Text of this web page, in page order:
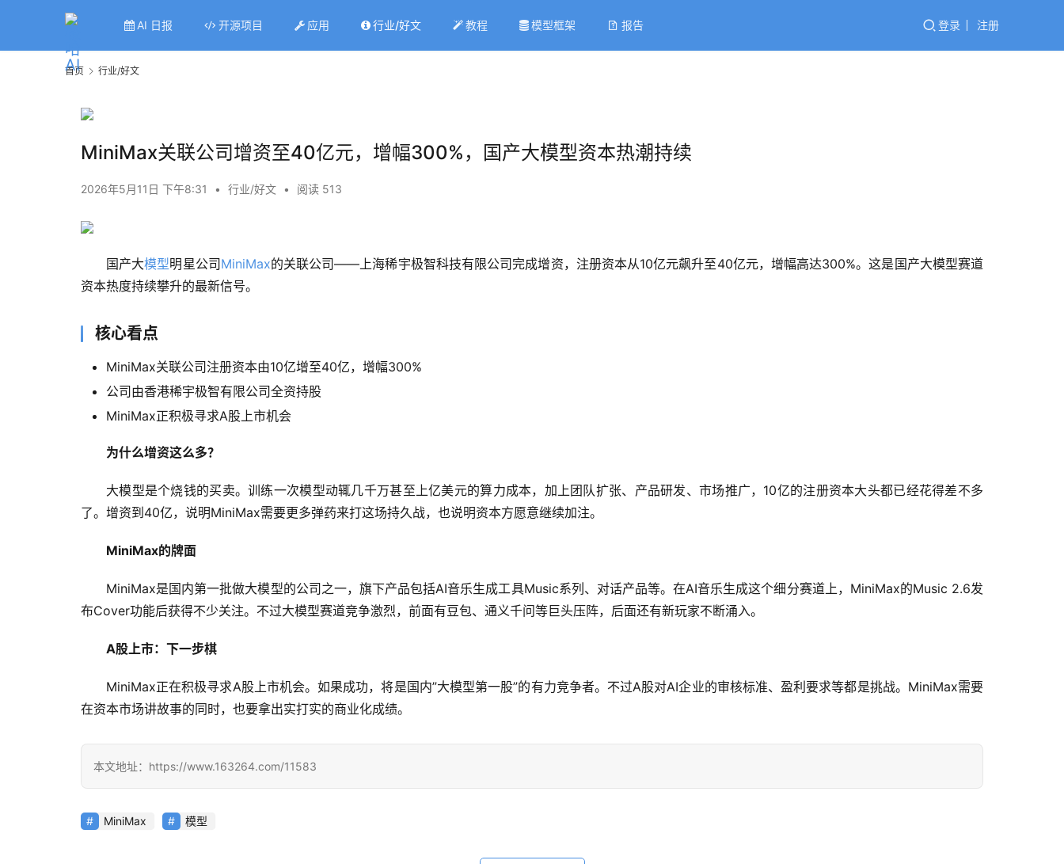
AI 日报 开源项目 应用 行业/好文 教程 模型框架 报告 登录 注册
首页 行业/好文
MiniMax关联公司增资至40亿元，增幅300%，国产大模型资本热潮持续
2026年5月11日 下午8:31 • 行业/好文 • 阅读 513
国产大模型明星公司 MiniMax的关联公司——上海稀宇极智科技有限公司完成增资，注册资本从10亿元飙升至40亿元，增幅高达300%。这是国产大模型赛道
资本热度持续攀升的最新信号。
核心看点
MiniMax关联公司注册资本由10亿增至40亿，增幅300%
公司由香港稀宇极智有限公司全资持股
MiniMax正积极寻求A股上市机会
为什么增资这么多？
大模型是个烧钱的买卖。训练一次模型动辄几千万甚至上亿美元的算力成本，加上团队扩张、产品研发、市场推广，10亿的注册资本大头都已经花得差不多
了。增资到40亿，说明MiniMax需要更多弹药来打这场持久战，也说明资本方愿意继续加注。
MiniMax的牌面
MiniMax是国内第一批做大模型的公司之一，旗下产品包括AI音乐生成工具Music系列、对话产品等。在AI音乐生成这个细分赛道上，MiniMax的Music 2.6发
布Cover功能后获得不少关注。不过大模型赛道竞争激烈，前面有豆包、通义千问等巨头压阵，后面还有新玩家不断涌入。
A股上市：下一步棋
MiniMax正在积极寻求A股上市机会。如果成功，将是国内”大模型第一股”的有力竞争者。不过A股对AI企业的审核标准、盈利要求等都是挑战。MiniMax需要
在资本市场讲故事的同时，也要拿出实打实的商业化成绩。
本文地址：https://www.163264.com/11583
MiniMax 模型